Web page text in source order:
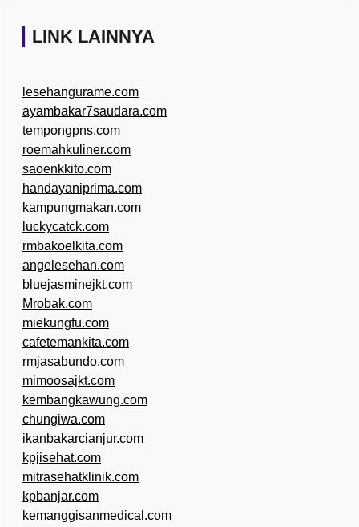
LINK LAINNYA
lesehangurame.com
ayambakar7saudara.com
tempongpns.com
roemahkuliner.com
saoenkkito.com
handayaniprima.com
kampungmakan.com
luckycatck.com
rmbakoelkita.com
angelesehan.com
bluejasminejkt.com
Mrobak.com
miekungfu.com
cafetemankita.com
rmjasabundo.com
mimoosajkt.com
kembangkawung.com
chungiwa.com
ikanbakarcianjur.com
kpjisehat.com
mitrasehatklinik.com
kpbanjar.com
kemanggisanmedical.com